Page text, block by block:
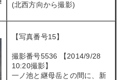
(北西方向から撮影)
【写真番号15】
撮影番号5536 【2014/9/28
10:20撮影】
一ノ池と継母岳との間に、新